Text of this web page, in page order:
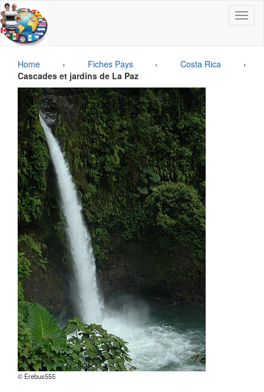
Toggle
Home › Fiches Pays›Costa Rica ›
Cascades et jardins de La Paz
© Erebus555